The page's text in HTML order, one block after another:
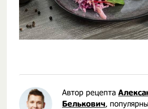
Автор рецепта
Белькович,